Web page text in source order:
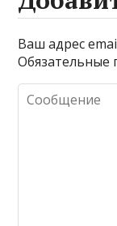
Ваш адрес